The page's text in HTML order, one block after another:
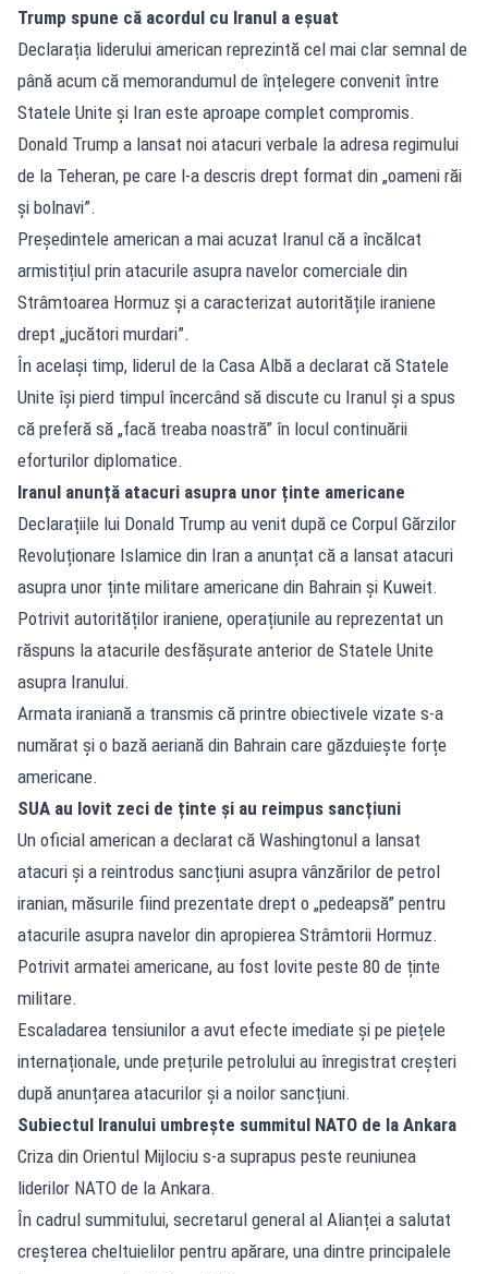
Trump spune că acordul cu Iranul a eșuat
Declarația liderului american reprezintă cel mai clar semnal de
până acum că memorandumul de înțelegere convenit între
Statele Unite și Iran este aproape complet compromis.
Donald Trump a lansat noi atacuri verbale la adresa regimului
de la Teheran, pe care l-a descris drept format din „oameni răi
și bolnavi”.
Președintele american a mai acuzat Iranul că a încălcat
armistițiul prin atacurile asupra navelor comerciale din
Strâmtoarea Hormuz și a caracterizat autoritățile iraniene
drept „jucători murdari”.
În același timp, liderul de la Casa Albă a declarat că Statele
Unite își pierd timpul încercând să discute cu Iranul și a spus
că preferă să „facă treaba noastră” în locul continuării
eforturilor diplomatice.
Iranul anunță atacuri asupra unor ținte americane
Declarațiile lui Donald Trump au venit după ce Corpul Gărzilor
Revoluționare Islamice din Iran a anunțat că a lansat atacuri
asupra unor ținte militare americane din Bahrain și Kuweit.
Potrivit autorităților iraniene, operațiunile au reprezentat un
răspuns la atacurile desfășurate anterior de Statele Unite
asupra Iranului.
Armata iraniană a transmis că printre obiectivele vizate s-a
numărat și o bază aeriană din Bahrain care găzduiește forțe
americane.
SUA au lovit zeci de ținte și au reimpus sancțiuni
Un oficial american a declarat că Washingtonul a lansat
atacuri și a reintrodus sancțiuni asupra vânzărilor de petrol
iranian, măsurile fiind prezentate drept o „pedeapsă” pentru
atacurile asupra navelor din apropierea Strâmtorii Hormuz.
Potrivit armatei americane, au fost lovite peste 80 de ținte
militare.
Escaladarea tensiunilor a avut efecte imediate și pe piețele
internaționale, unde prețurile petrolului au înregistrat creșteri
după anunțarea atacurilor și a noilor sancțiuni.
Subiectul Iranului umbrește summitul NATO de la Ankara
Criza din Orientul Mijlociu s-a suprapus peste reuniunea
liderilor NATO de la Ankara.
În cadrul summitului, secretarul general al Alianței a salutat
creșterea cheltuielilor pentru apărare, una dintre principalele